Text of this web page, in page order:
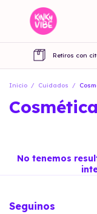
Retiros con
Inicio / Cuidados /
Cosmética
No tenemos
Seguinos